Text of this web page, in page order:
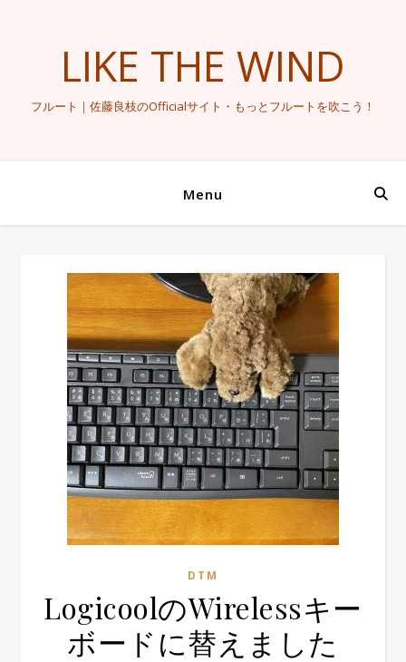
LIKE THE WIND
フルート｜佐藤良枝のOfficialサイト・もっとフルートを吹こう！
Menu
DTM
LogicoolのWirelessキー
ボードに替えました